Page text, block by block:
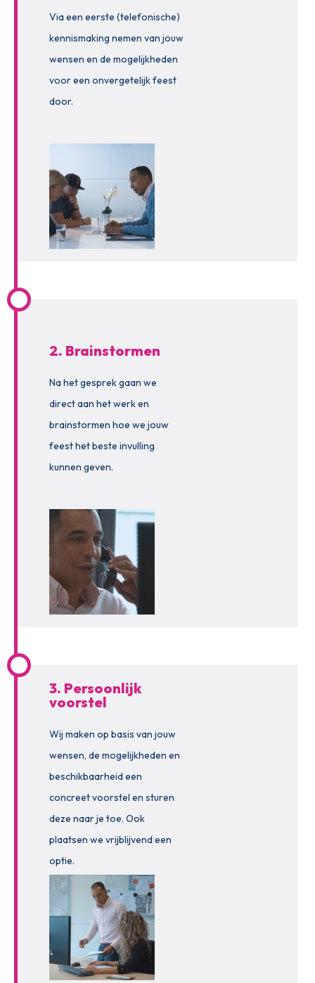
Via een eerste (telefonische)
kennismaking nemen van jouw
wensen en de mogelijkheden
voor een onvergetelijk feest
door.
2. Brainstormen
Na het gesprek gaan we
direct aan het werk en
brainstormen hoe we jouw
feest het beste invulling
kunnen geven.
3. Persoonlijk
voorstel
Wij maken op basis van jouw
wensen, de mogelijkheden en
beschikbaarheid een
concreet voorstel en sturen
deze naar je toe. Ook
plaatsen we vrijblijvend een
optie.